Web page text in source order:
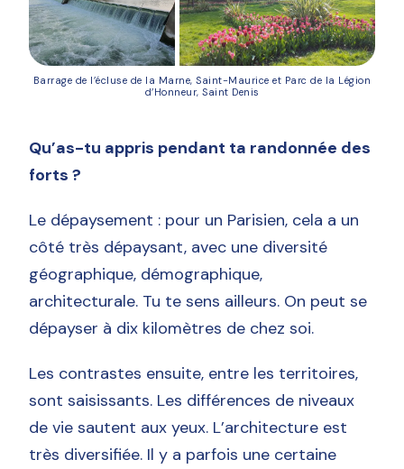
Barrage de l’écluse de la Marne, Saint-Maurice et Parc de la Légion
d’Honneur, Saint Denis
Qu’as-tu appris pendant ta randonnée des
forts ?
Le dépaysement : pour un Parisien, cela a un
côté très dépaysant, avec une diversité
géographique, démographique,
architecturale. Tu te sens ailleurs. On peut se
dépayser à dix kilomètres de chez soi.
Les contrastes ensuite, entre les territoires,
sont saisissants. Les différences de niveaux
de vie sautent aux yeux. L’architecture est
très diversifiée. Il y a parfois une certaine